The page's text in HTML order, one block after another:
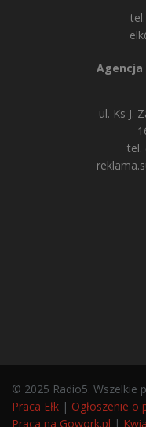
Agencja
ul. Ks J.
tel.
© 2025 Radio5. Wszelkie
Praca Ełk | Ogłoszenie o
Praca na Gowork.pl |